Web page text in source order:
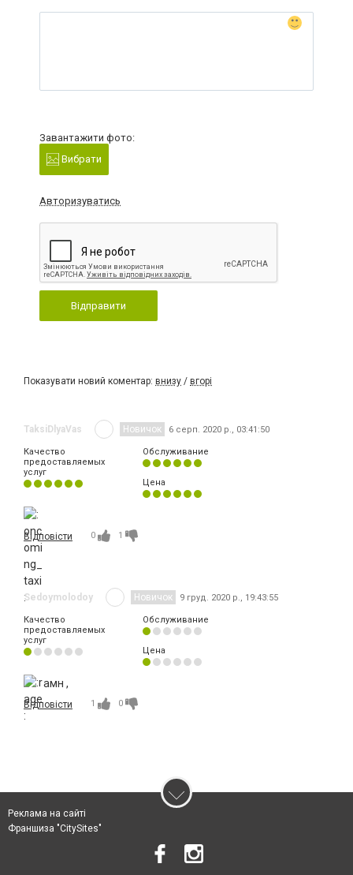
Завантажити фото:
Вибрати
Авторизуватись
Відправити
Показувати новий коментар: внизу / вгорі
TaksiDlyaVas Новичок 6 серп. 2020 р., 03:41:50
Качество
предоставляемых
услуг
Обслуживание
Цена
Відповісти 0 1
Sedoymolodoy Новичок 9 груд. 2020 р., 19:43:55
Качество
предоставляемых
услуг
Обслуживание
Цена
амн ,
Відповісти 1 0
Реклама на сайті
Франшиза "CitySites"